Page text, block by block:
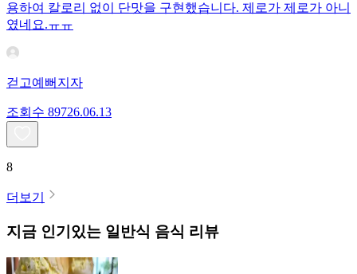
용하여 칼로리 없이 단맛을 구현했습니다. 제로가 제로가 아니
였네요.ㅠㅠ
걷고예뻐지자
조회수 89726.06.13
8
더보기
지금 인기있는 일반식 음식 리뷰